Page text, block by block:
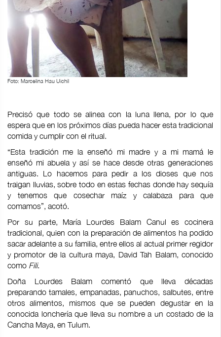
Foto: Marcelina Hau Uichil
Precisó que todo se alinea con la luna llena, por lo que
espera que en los próximos días pueda hacer esta tradicional
comida y cumplir con el ritual.
“Esta tradición me la enseñó mi madre y a mi mamá le
enseñó mi abuela y así se hace desde otras generaciones
antiguas. Lo hacemos para pedir a los dioses que nos
traigan lluvias, sobre todo en estas fechas donde hay sequía
y tenemos que cosechar maíz y calabaza para que
comamos”, acotó.
Por su parte, María Lourdes Balam Canul es cocinera
tradicional, quien con la preparación de alimentos ha podido
sacar adelante a su familia, entre ellos al actual primer regidor
y promotor de la cultura maya, David Tah Balam, conocido
como Fili.
Doña Lourdes Balam comentó que lleva décadas
preparando tamales, empanadas, panuchos, salbutes, entre
otros alimentos, mismos que se pueden degustar en la
conocida lonchería que lleva su nombre a un costado de la
Cancha Maya, en Tulum.